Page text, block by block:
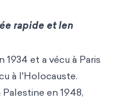
rapide et len
1934 et a vécu à Paris
à l'Holocauste.
en 1948,